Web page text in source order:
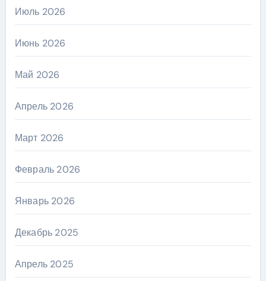
Июль 2026
Июнь 2026
Май 2026
Апрель 2026
Март 2026
Февраль 2026
Январь 2026
Декабрь 2025
Апрель 2025